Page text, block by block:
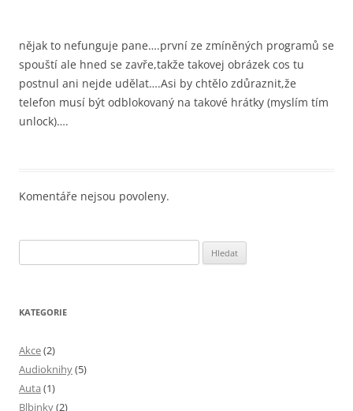
nějak to nefunguje pane….první ze zmíněných programů se
spouští ale hned se zavře,takže takovej obrázek cos tu
postnul ani nejde udělat….Asi by chtělo zdůraznit,že
telefon musí být odblokovaný na takové hrátky (myslím tím
unlock)….
Komentáře nejsou povoleny.
KATEGORIE
Akce(2)
Audioknihy(5)
Auta (1)
Blbinky(2)